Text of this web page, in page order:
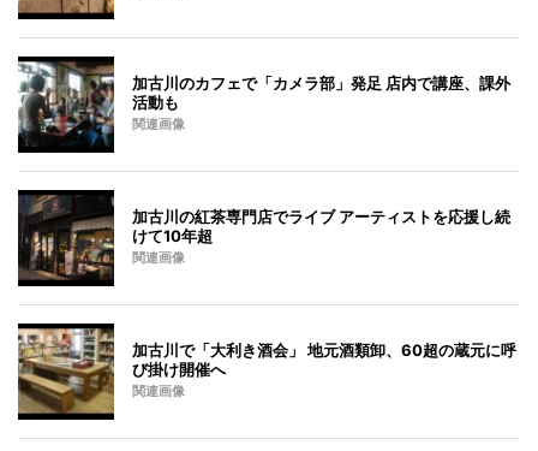
加古川のカフェで「カメラ部」発足 店内で講座、課外
活動も
関連画像
加古川の紅茶専門店でライブ アーティストを応援し続
けて10年超
関連画像
加古川で「大利き酒会」 地元酒類卸、60超の蔵元に呼
び掛け開催へ
関連画像